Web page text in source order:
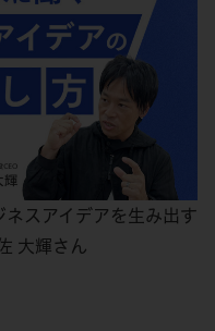
スアイデアを生み出す
大輝さん